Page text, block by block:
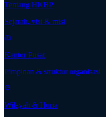
Tentang HKBP
Sejarah, visi & misi
Kantor Pusat
Pimpinan & struktur organisasi
Wilayah & Huria